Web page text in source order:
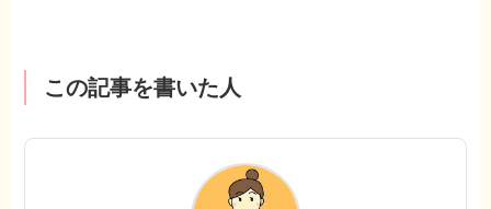
この記事を書いた人